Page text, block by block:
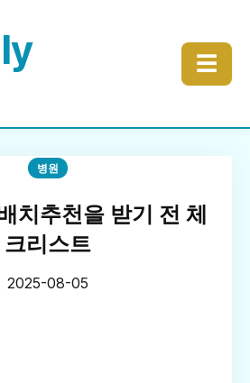
☰
병원
치추천을 받기 전 체
크리스트
2025-08-05